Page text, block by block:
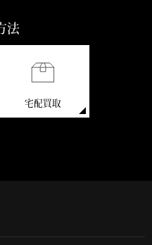
法
宅配買取